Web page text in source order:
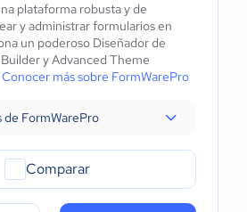
plataforma robusta y de
y administrar formularios en
un poderoso Diseñador de
y Advanced Theme
Conocer más sobre FormWarePro
de FormWarePro
Comparar